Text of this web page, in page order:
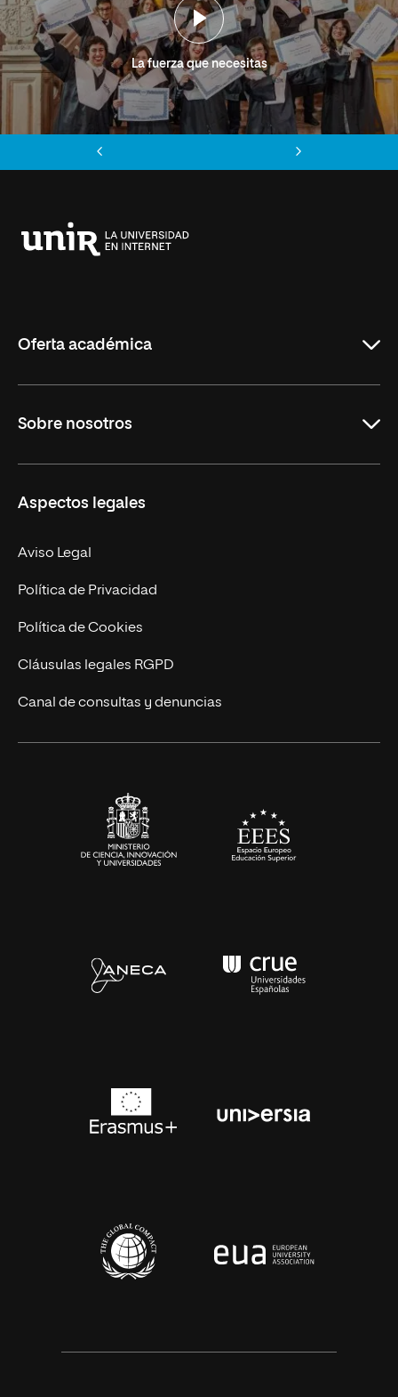
La fuerza que necesitas
Oferta académica
Másteres Oficiales
Másteres Propios
Doctorados
Experto Universitario
Postgrados
Cursos Universitarios
Sobre nosotros
Facultades
Nuestro Equipo
Trabaja en UNIR
Actualidad
UNIR Revista
Eventos
Aspectos legales
Aviso Legal
Política de Privacidad
Política de Cookies
Cláusulas legales RGPD
Canal de consultas y denuncias